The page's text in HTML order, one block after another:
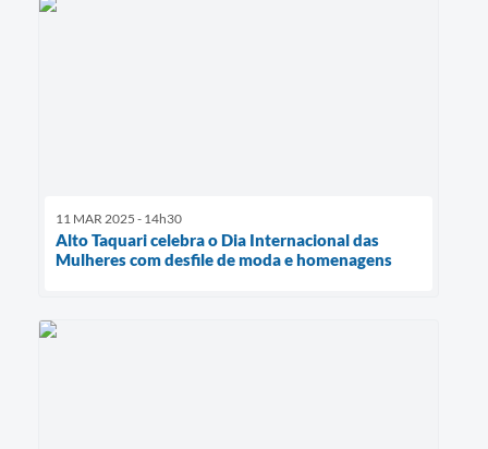
11 MAR 2025 - 14h30
Alto Taquari celebra o Dia Internacional das
Mulheres com desfile de moda e homenagens